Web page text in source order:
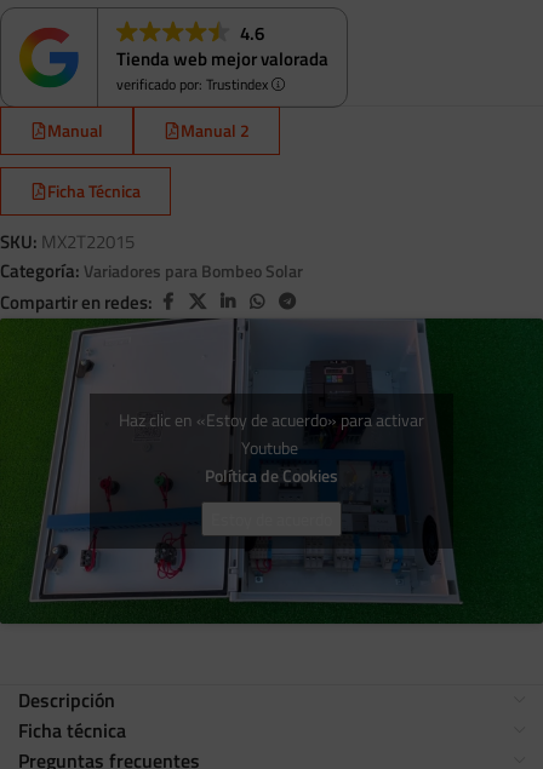
4.6
Tienda web mejor valorada
verificado por: Trustindex
Manual Manual 2
Ficha Técnica
SKU: MX2T22015
Categoría: Variadores para Bombeo Solar
Compartir en redes:
Haz clic en «Estoy de acuerdo» para activar
Youtube
Política de Cookies
Descripción
Ficha técnica
Preguntas frecuentes